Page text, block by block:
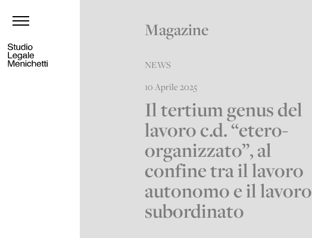
Magazine
NEWS
10 Aprile 2025
Il tertium genus del
lavoro c.d. “etero-
organizzato”, al
confine tra il lavoro
autonomo e il lavoro
subordinato